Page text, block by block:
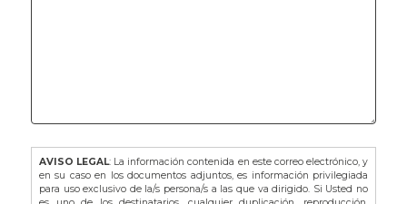
AVISO LEGAL: La información contenida en este correo electrónico, y
en su caso en los documentos adjuntos, es información privilegiada
para uso exclusivo de la/s persona/s a las que va dirigido. Si Usted no